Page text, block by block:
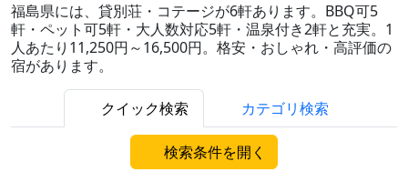
福島県には、貸別荘・コテージが6軒あります。BBQ可5
軒・ペット可5軒・大人数対応5軒・温泉付き2軒と充実。1
人あたり11,250円～16,500円。格安・おしゃれ・高評価の
宿があります。
クイック検索 カテゴリ検索
検索条件を開く